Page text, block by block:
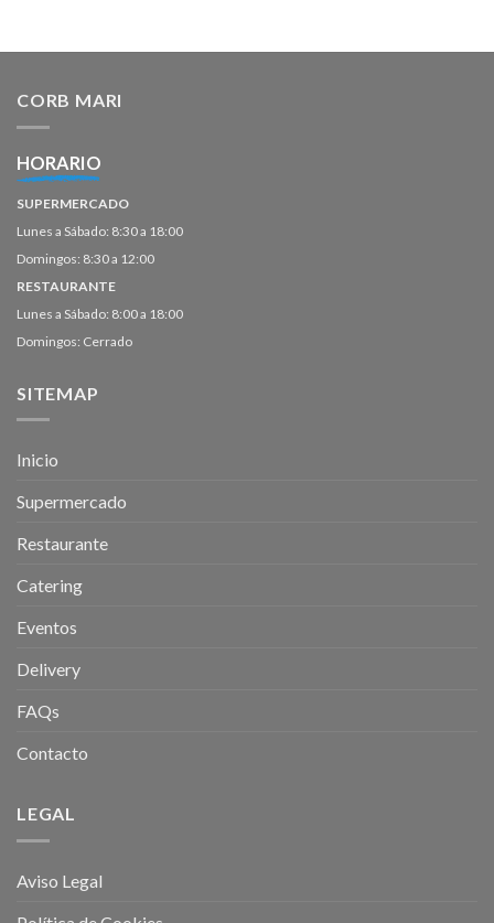
CORB MARI
HORARIO
SUPERMERCADO
Lunes a Sábado: 8:30 a 18:00
Domingos: 8:30 a 12:00
RESTAURANTE
Lunes a Sábado: 8:00 a 18:00
Domingos: Cerrado
SITEMAP
Inicio
Supermercado
Restaurante
Catering
Eventos
Delivery
FAQs
Contacto
LEGAL
Aviso Legal